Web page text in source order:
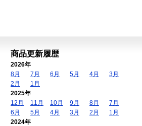
商品更新履歴
2026年
8月
7月 6月 5月 4月
3月
2月
1月
2025年
12月
11月 10月 9月 8月
7月
6月
5月 4月 3月 2月
1月
2024年